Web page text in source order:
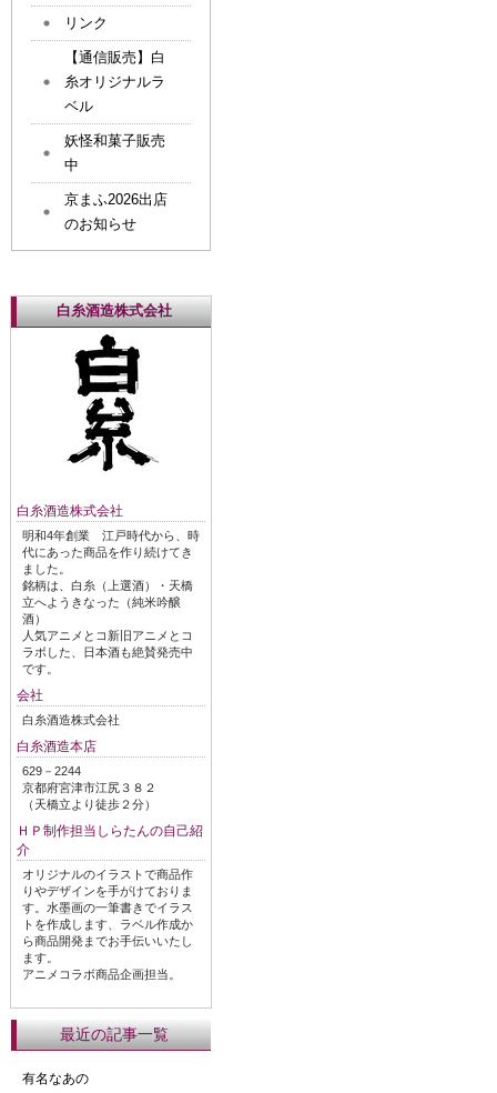
リンク
【通信販売】白
糸オリジナルラ
ベル
妖怪和菓子販売
中
京まふ2026出店
のお知らせ
白糸酒造株式会社
白糸酒造株式会社
明和4年創業 江戸時代から、時
代にあった商品を作り続けてき
ました。
銘柄は、白糸（上選酒）・天橋
立へようきなった（純米吟醸
酒）
人気アニメとコ新旧アニメとコ
ラボした、日本酒も絶賛発売中
です。
会社
白糸酒造株式会社
白糸酒造本店
629－2244
京都府宮津市江尻３８２
（天橋立より徒歩２分）
ＨＰ制作担当しらたんの自己紹
介
オリジナルのイラストで商品作
りやデザインを手がけておりま
す。水墨画の一筆書きでイラス
トを作成します、ラベル作成か
ら商品開発までお手伝いいたし
ます。
アニメコラボ商品企画担当。
最近の記事一覧
有名なあの